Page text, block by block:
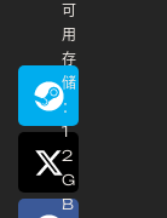
可
用
存
储
：
1
2
G
B